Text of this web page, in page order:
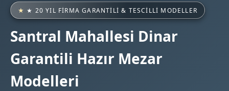
★ 20 YIL FIRMA GARANTILI & TESCILLI MODELLER
Santral Mahallesi Dinar
Garantili Hazır Mezar
Modelleri